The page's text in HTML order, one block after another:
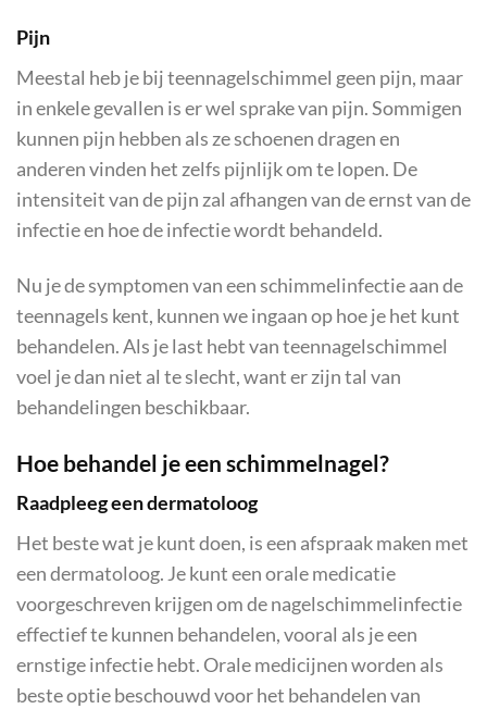
Pijn
Meestal heb je bij teennagelschimmel geen pijn, maar
in enkele gevallen is er wel sprake van pijn. Sommigen
kunnen pijn hebben als ze schoenen dragen en
anderen vinden het zelfs pijnlijk om te lopen. De
intensiteit van de pijn zal afhangen van de ernst van de
infectie en hoe de infectie wordt behandeld.
Nu je de symptomen van een schimmelinfectie aan de
teennagels kent, kunnen we ingaan op hoe je het kunt
behandelen. Als je last hebt van teennagelschimmel
voel je dan niet al te slecht, want er zijn tal van
behandelingen beschikbaar.
Hoe behandel je een schimmelnagel?
Raadpleeg een dermatoloog
Het beste wat je kunt doen, is een afspraak maken met
een dermatoloog. Je kunt een orale medicatie
voorgeschreven krijgen om de nagelschimmelinfectie
effectief te kunnen behandelen, vooral als je een
ernstige infectie hebt. Orale medicijnen worden als
beste optie beschouwd voor het behandelen van